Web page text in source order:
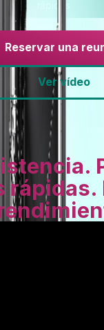
Reservar una
Ver vídeo
rápidas.